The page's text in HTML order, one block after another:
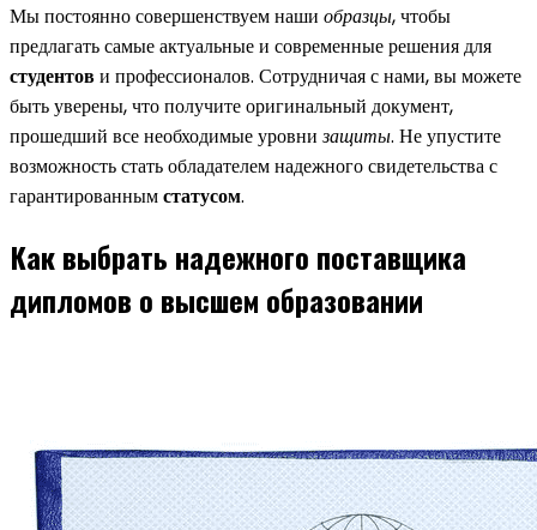
Мы постоянно совершенствуем наши образцы, чтобы
предлагать самые актуальные и современные решения для
студентови профессионалов. Сотрудничая с нами, вы можете
быть уверены, что получите оригинальный документ,
прошедший все необходимые уровнизащиты. Не упустите
возможность стать обладателем надежного свидетельства с
гарантированнымстатусом.
Как выбрать надежного поставщика
дипломов о высшем образовании